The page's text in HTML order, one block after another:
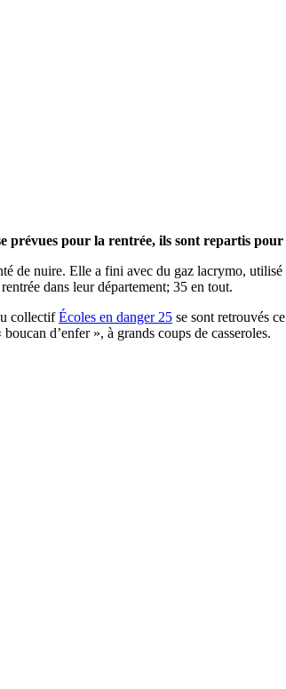
pour la rentrée, ils sont repartis
de nuire. Elle a fini avec du gaz lacrymo, utilisé
dans leur département; 35 en tout.
collectifÉcoles en danger 25 se sont retrouvés
d’enfer », à grands coups de casseroles.